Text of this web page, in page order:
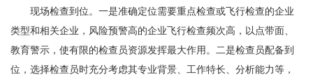
现场检查到位。一是准确定位需要重点检查或飞行检查的企业
类型和相关企业，风险预警高的企业飞行检查频次高，以点带面、
教育警示，使有限的检查员资源发挥最大作用。二是检查员配备到
位，选择检查员时充分考虑其专业背景、工作特长、分析能力等，